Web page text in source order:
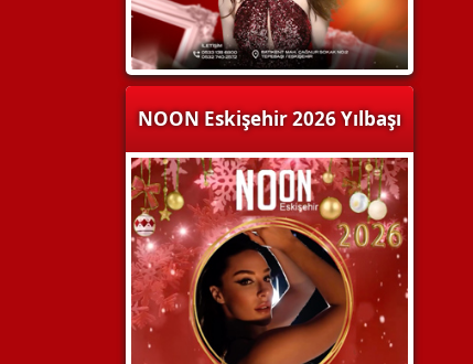
NOON Eskişehir 2026 Yılbaşı